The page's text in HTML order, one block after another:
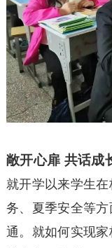
敞开心扉 共话成
就开学以来学生
务、夏季安全等
通。就如何实现